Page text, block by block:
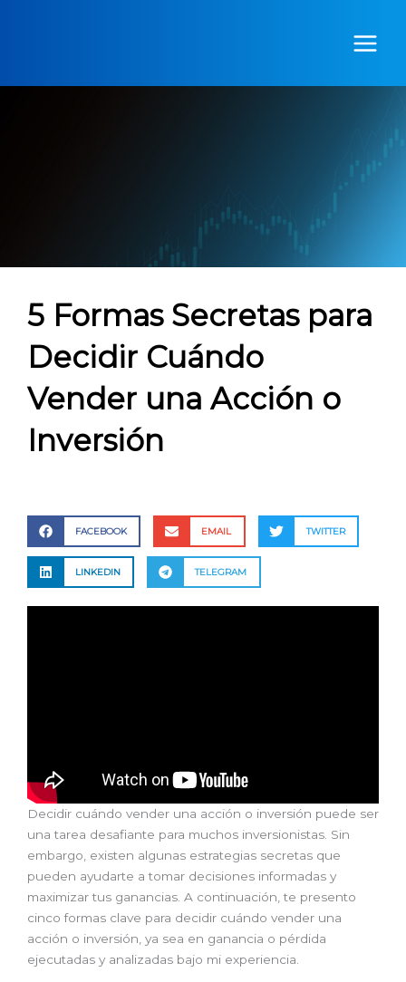
5 Formas Secretas para
Decidir Cuándo
Vender una Acción o
Inversión
FACEBOOK EMAIL TWITTER
LINKEDIN TELEGRAM
Decidir cuándo vender una acción o inversión puede ser
una tarea desafiante para muchos inversionistas. Sin
embargo, existen algunas estrategias secretas que
pueden ayudarte a tomar decisiones informadas y
maximizar tus ganancias. A continuación, te presento
cinco formas clave para decidir cuándo vender una
acción o inversión, ya sea en ganancia o pérdida
ejecutadas y analizadas bajo mi experiencia.